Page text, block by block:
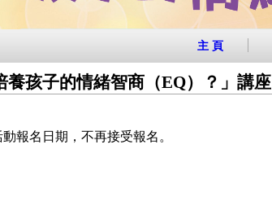
主 頁
養孩子的情緒智商（EQ）？」講座
報名日期，不再接受報名。